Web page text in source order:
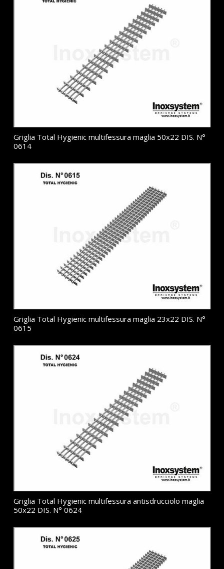
Griglia Total Hygienic multifessura maglia 50x22 DIS. N°
0614
Griglia Total Hygienic multifessura maglia 23x22 DIS. N°
0615
Griglia Total Hygienic multifessura antisdrucciolo maglia
50x22 DIS. N° 0624